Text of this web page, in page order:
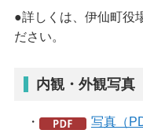
●詳しくは、伊仙町役
ださい。
内観・外観写真
・ 写真（